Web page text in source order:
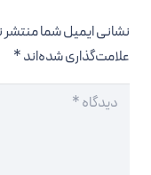
نشانی ایمیل شما
علامت‌گذاری شده‌اند*